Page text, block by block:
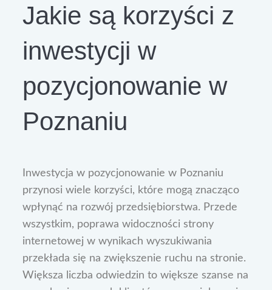
Jakie są korzyści z
inwestycji w
pozycjonowanie w
Poznaniu
Inwestycja w pozycjonowanie w Poznaniu
przynosi wiele korzyści, które mogą znacząco
wpłynąć na rozwój przedsiębiorstwa. Przede
wszystkim, poprawa widoczności strony
internetowej w wynikach wyszukiwania
przekłada się na zwiększenie ruchu na stronie.
Większa liczba odwiedzin to większe szanse na